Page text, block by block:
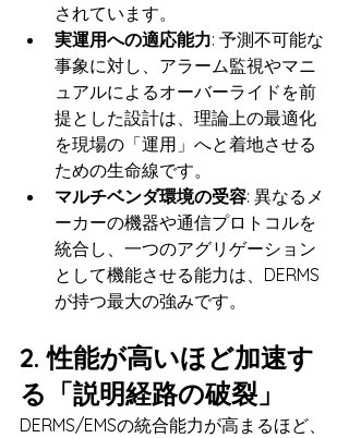
されています。
実運用への適応能力: 予測不可能な
事象に対し、アラーム監視やマニ
ュアルによるオーバーライドを前
提とした設計は、理論上の最適化
を現場の「運用」へと着地させる
ための生命線です。
マルチベンダ環境の受容: 異なるメ
ーカーの機器や通信プロトコルを
統合し、一つのアグリゲーション
として機能させる能力は、DERMS
が持つ最大の強みです。
2. 性能が高いほど加速す
る「説明経路の破裂」
DERMS/EMSの統合能力が高まるほど、